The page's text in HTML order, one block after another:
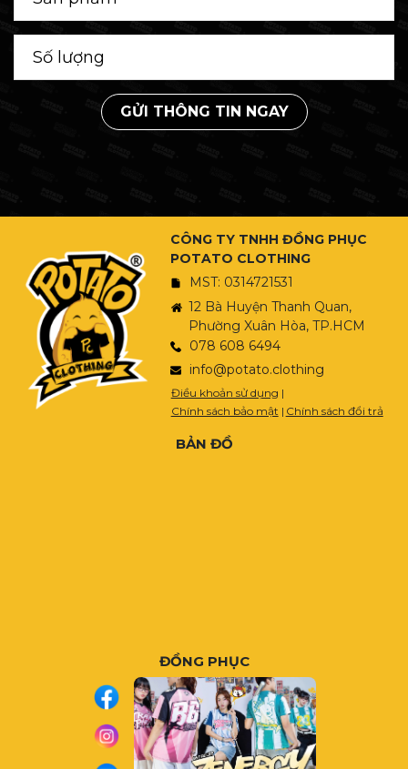
GỬI THÔNG TIN NGAY
CÔNG TY TNHH ĐỒNG PHỤC
POTATO CLOTHING
MST: 0314721531
12 Bà Huyện Thanh Quan,
Phường Xuân Hòa, TP.HCM
078 608 6494
info@potato.clothing
Điều khoản sử dụng |
Chính sách bảo mật | Chính sách đổi trả
BẢN ĐỒ
ĐỒNG PHỤC